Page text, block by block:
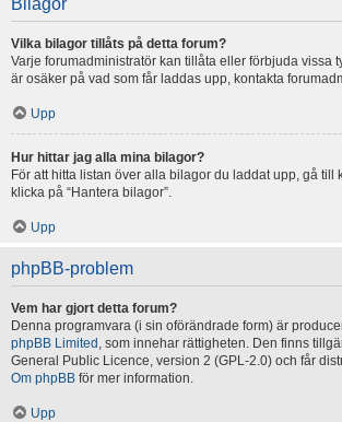
Bilagor
Vilka bilagor tillåts på detta forum?
Varje forumadministratör kan tillåta eller förbjuda vissa
är osäker på vad som får laddas upp, kontakta
Upp
Hur hittar jag alla mina bilagor?
För att hitta listan över alla bilagor du laddat upp, gå till
klicka på “Hantera bilagor”.
Upp
phpBB-problem
Vem har gjort detta forum?
Denna programvara (i sin oförändrade form) är
phpBB Limited , som innehar rättigheten. Den finns
General Public Licence, version 2 (GPL-2.0) och får
Om phpBB för mer information.
Upp